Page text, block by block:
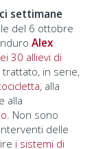
settimane
del 6 ottobre
Alex
30 allievi di
in serie,
, alla
alla
. Non sono
delle
i sistemi di